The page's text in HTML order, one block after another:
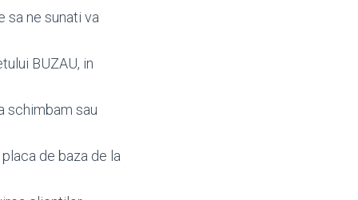
sa ne sunati va
BUZAU, in
schimbam sau
de baza de la